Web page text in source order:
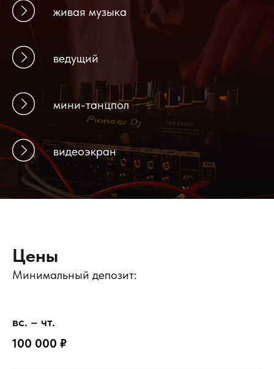
живая музыка
ведущий
мини-танцпол
видеоэкран
Цены
Минимальный депозит:
вс. – чт.
100 000 ₽